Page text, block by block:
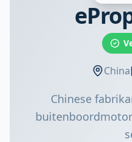
China
Chinese